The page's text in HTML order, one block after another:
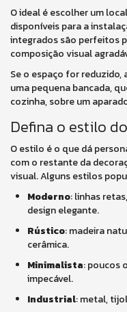
O ideal é escolher um
disponíveis para a
integrados são perfeitos
composição visual
Se o espaço for
uma pequena bancada,
cozinha, sobre um
Defina o estilo
O estilo é o que dá
com o restante da
visual. Alguns estilos
Moderno: linhas
design elegante.
Rústico: madeira
cerâmica.
Minimalista: poucos
impecável.
Industrial: metal,